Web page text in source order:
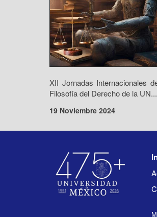
XII Jornadas Internacionales
Filosofía del Derecho de la UN...
19 Noviembre 2024